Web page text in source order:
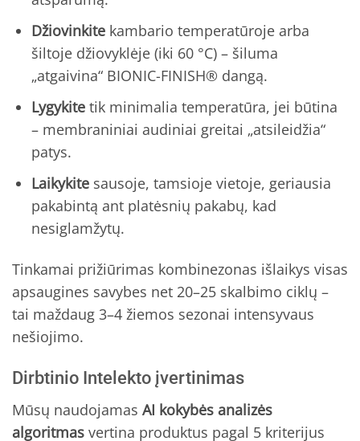
Džiovinkitekambario temperatūroje arba
šiltoje džiovyklėje (iki 60 °C) – šiluma
„atgaivina“ BIONIC-FINISH® dangą.
Lygykitetik minimalia temperatūra, jei būtina
– membraniniai audiniai greitai „atsileidžia“
patys.
Laikykitesausoje, tamsioje vietoje, geriausia
pakabintą ant platėsnių pakabų, kad
nesiglamžytų.
Tinkamai prižiūrimas kombinezonas išlaikys visas
apsaugines savybes net 20–25 skalbimo ciklų –
tai maždaug 3–4 žiemos sezonai intensyvaus
nešiojimo.
Dirbtinio Intelekto įvertinimas
Mūsų naudojamas AI kokybės analizės
algoritmas vertina produktus pagal 5 kriterijus